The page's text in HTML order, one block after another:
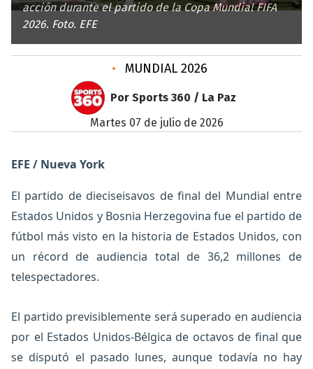
acción durante el partido de la Copa Mundial FIFA
2026. Foto. EFE
• MUNDIAL 2026
Por Sports 360 / La Paz
martes 07 de julio de 2026
EFE / Nueva York
El partido de dieciseisavos de final del Mundial entre
Estados Unidos y Bosnia Herzegovina fue el partido de
fútbol más visto en la historia de Estados Unidos, con
un récord de audiencia total de 36,2 millones de
telespectadores.
El partido previsiblemente será superado en audiencia
por el Estados Unidos-Bélgica de octavos de final que
se disputó el pasado lunes, aunque todavía no hay